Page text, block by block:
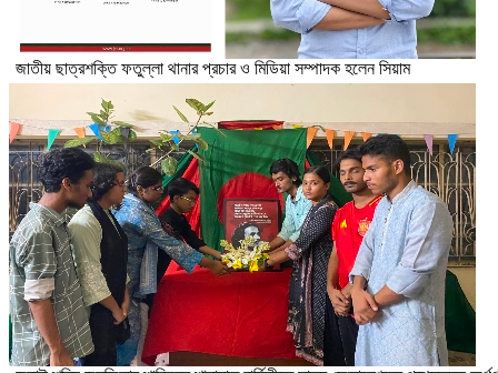
জাতীয় ছাত্রশক্তি ফতুল্লা থানার প্রচার ও মিডিয়া সম্পাদক হলেন সিয়াম